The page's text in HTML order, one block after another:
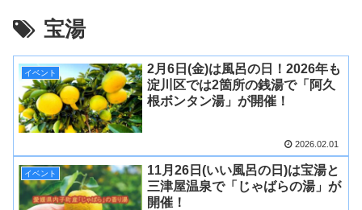
宝湯
イベント
2月6日(金)は風呂の日！2026年も
淀川区では2箇所の銭湯で「阿久
根ボンタン湯」が開催！
2026.02.01
イベント
11月26日(いい風呂の日)は宝湯と
三津屋温泉で「じゃばらの湯」が
開催！